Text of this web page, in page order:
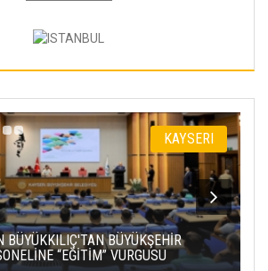
KAYSERI
ÇOLAKBAYRAKDAR, ELAGÖZ
DOĞAL GAZ ALTYAPI
INCELEDI